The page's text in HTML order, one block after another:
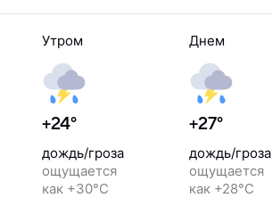
Утром
+24°
дождь/гроза
ощущается
как +30°C
Днем
+27°
дождь/гроза
ощущается
как +28°C